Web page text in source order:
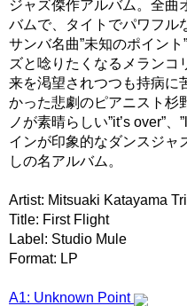
ジャズ傑作アルバム。全曲
バムで、タイトでパワフル
サンバ名曲”未知のポイン
ズと唸りたくなるメランコ
来を渇望されつつも持病に
かった悲劇のピアニスト杉
ノが素晴らしい”it’s over”
インが印象的なダンスジャ
しの名アルバム。
Artist: Mitsuaki Katayama
Title: First Flight
Label: Studio Mule
Format: LP
A1: Unknown Point